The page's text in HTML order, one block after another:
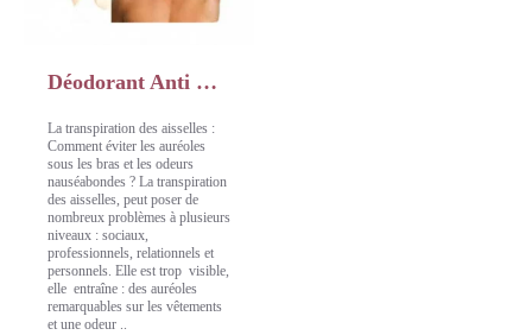
Déodorant Anti Transpirant : Restez fraîche en toutes circonstances
La transpiration des aisselles :
Comment éviter les auréoles
sous les bras et les odeurs
nauséabondes ? La transpiration
des aisselles, peut poser de
nombreux problèmes à plusieurs
niveaux : sociaux,
professionnels, relationnels et
personnels. Elle est trop visible,
elle entraîne : des auréoles
remarquables sur les vêtements
et une odeur ..